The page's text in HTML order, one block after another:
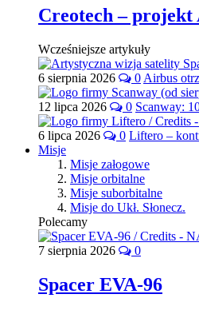
Creotech – projekt
Wcześniejsze artykuły
6 sierpnia 2026 0 Airbus
12 lipca 2026 0 Scanway:
6 lipca 2026 0 Liftero –
Misje
Misje załogowe
Misje orbitalne
Misje suborbitalne
Misje do Ukł. Słonecz.
Polecamy
7 sierpnia 2026 0
Spacer EVA-96